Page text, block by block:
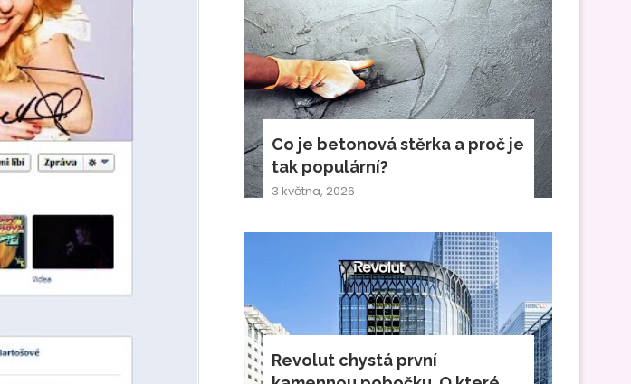
Co je betonová stěrka a proč je
tak populární?
3 května, 2026
Revolut chystá první